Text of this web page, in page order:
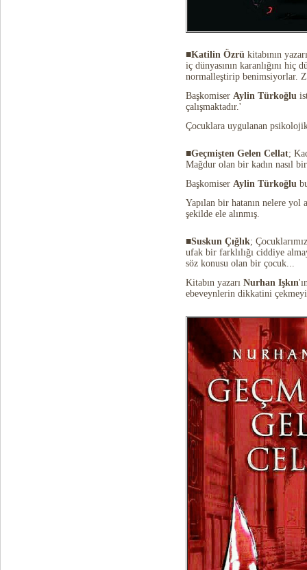
■Katilin Özrü kitabının
iç dünyasının karanlığını
normalleştirip benimsiyorlar.
Başkomiser Aylin Türkoğlu
çalışmaktadır.'
Çocuklara uygulanan
■Geçmişten Gelen Cellat;
Mağdur olan bir kadın nasıl
Başkomiser Aylin Türkoğlu
Yapılan bir hatanın nelere yol
şekilde ele alınmış.
■Suskun Çığlık;
ufak bir farklılığı ciddiye
söz konusu olan bir çocuk...
Kitabın yazarı Nurhan Işkın
ebeveynlerin dikkatini